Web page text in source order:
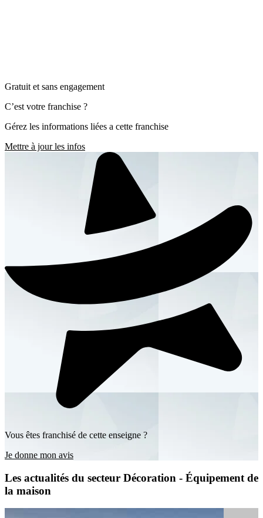
Gratuit et sans engagement
C’est votre franchise ?
Gérez les informations liées a cette franchise
Mettre à jour les infos
Vous êtes franchisé de cette enseigne ?
Je donne mon avis
Les actualités du secteur Décoration - Équipement de
la maison